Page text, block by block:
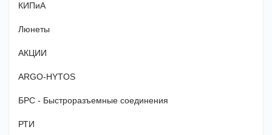
КИПиА
Люнеты
АКЦИИ
ARGO-HYTOS
БРС - Быстроразъемные соединения
РТИ